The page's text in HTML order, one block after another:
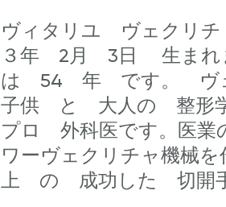
ヴィタリユ ヴェクリ
３年 2月 3日 生まれ
は 54 年 です。 ヴ
子供 と 大人の 整形
プロ 外科医です。医業
ワーヴェクリチャ機械
上 の 成功した 切開